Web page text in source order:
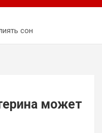
сон
может